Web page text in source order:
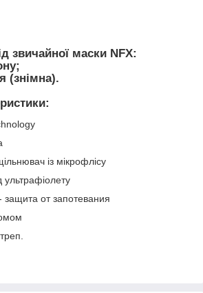
звичайної маски NFX:
(знімна).
із мікрофлісу
ультрафіолету
от запотевания